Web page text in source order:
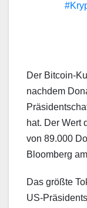
Der Bitcoin-
nachdem
hat. Der Wert
von 89.000
Bloomberg
Das größte
US-